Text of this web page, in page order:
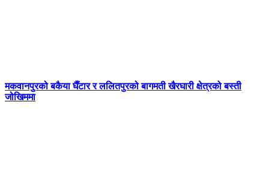
मकवानपुरको बकैया घैँटार र ललितपुरको बागमती खैरघारी क्षेत्रको बस्ती
जोखिममा